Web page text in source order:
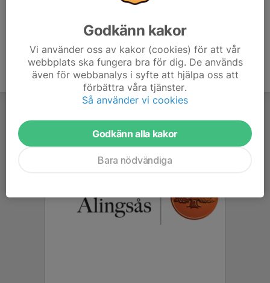
Godkänn kakor
Vi använder oss av kakor (cookies) för att vår
webbplats ska fungera bra för dig. De används
även för webbanalys i syfte att hjälpa oss att
förbättra våra tjänster.
Så använder vi cookies
Godkänn alla kakor
Bara nödvändiga